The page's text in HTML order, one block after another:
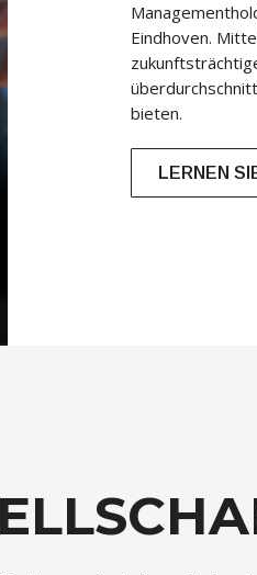
Eindhoven.
bieten.
LERNEN